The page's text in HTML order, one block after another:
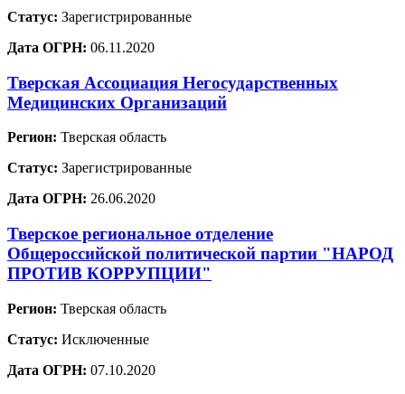
Статус: Зарегистрированные
Дата ОГРН: 06.11.2020
Тверская Ассоциация Негосударственных
Медицинских Организаций
Регион: Тверская область
Статус: Зарегистрированные
Дата ОГРН: 26.06.2020
Тверское региональное отделение
Общероссийской политической партии "НАРОД
ПРОТИВ КОРРУПЦИИ"
Регион: Тверская область
Статус: Исключенные
Дата ОГРН: 07.10.2020